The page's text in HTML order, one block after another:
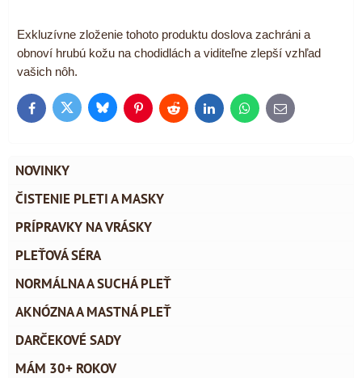
Exkluzívne zloženie tohoto produktu doslova zachráni a
obnoví hrubú kožu na chodidlách a viditeľne zlepší vzhľad
vašich nôh.
FacebookTwitter BlueskyPinterestReddit LinkedInWhatsApp
E-
mail
NOVINKY
ČISTENIE PLETI A MASKY
PRÍPRAVKY NA VRÁSKY
PLEŤOVÁ SÉRA
NORMÁLNA A SUCHÁ PLEŤ
AKNÓZNA A MASTNÁ PLEŤ
DARČEKOVÉ SADY
MÁM 30+ ROKOV